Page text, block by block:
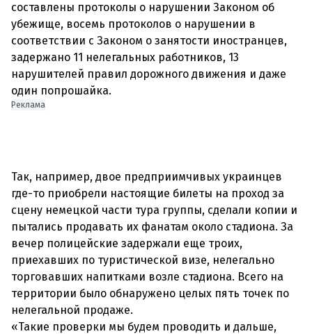
составлены протоколы о нарушении Законом об
убежище, восемь протоколов о нарушении в
соответствии с Законом о занятости иностранцев,
задержано 11 нелегальных работников, 13
нарушителей правил дорожного движения и даже
один попрошайка.
Реклама
Так, например, двое предприимчивых украинцев
где-то приобрели настоящие билеты на проход за
сцену немецкой части тура группы, сделали копии и
пытались продавать их фанатам около стадиона. За
вечер полицейские задержали еще троих,
приехавших по туристической визе, нелегально
торговавших напитками возле стадиона. Всего на
территории было обнаружено целых пять точек по
нелегальной продаже.
«Такие проверки мы будем проводить и дальше,